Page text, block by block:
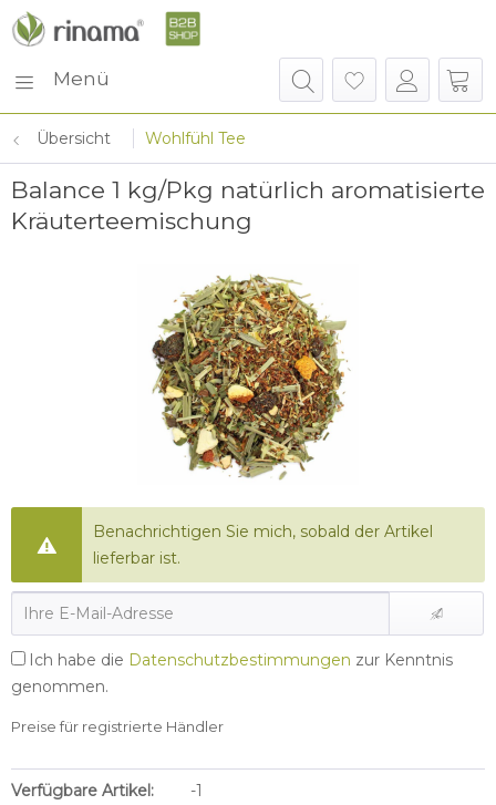
Menü
Übersicht Wohlfühl Tee
Balance 1 kg/Pkg natürlich aromatisierte
Kräuterteemischung
Benachrichtigen Sie mich, sobald der Artikel
lieferbar ist.
Ich habe die Datenschutzbestimmungen zur Kenntnis
genommen.
Preise für registrierte Händler
Verfügbare Artikel:
-1